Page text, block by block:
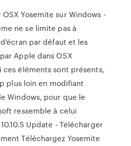
Yosemite sur Windows -
ne se limite pas à
par défaut et les
Apple dans OSX
ces éléments sont présents,
plus loin en modifiant
Windows, pour que le
ressemble à celui
Update - Télécharger
Téléchargez Yosemite